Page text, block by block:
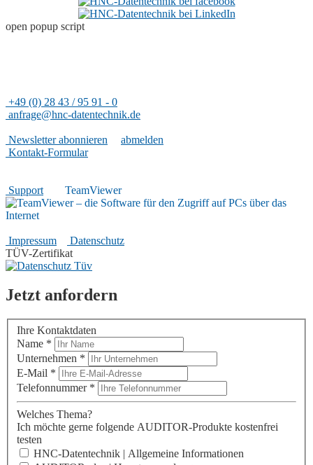
open popup script
+49 (0) 28 43 / 95 91 - 0
anfrage@hnc-datentechnik.de
Newsletter abonnieren
abmelden
Kontakt-Formular
Support
TeamViewer
Impressum
Datenschutz
TÜV-Zertifikat
Jetzt anfordern
Ihre Kontaktdaten
Name *
Unternehmen *
E-Mail *
Telefonnummer *
Welches Thema?
Ich möchte gerne folgende AUDITOR-Produkte kostenfrei
testen
HNC-Datentechnik | Allgemeine Informationen